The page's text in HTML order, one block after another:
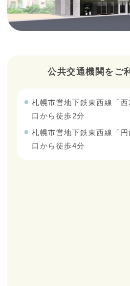
公共交通機関をご
札幌市営地下鉄東西線「
口から徒歩2分
札幌市営地下鉄東西線「
口から徒歩4分